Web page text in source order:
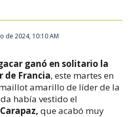
de 2024, 10:10 AM
ganó en solitario la
de Francia, este martes en
amarillo de líder de la
había vestido el
que acabó muy